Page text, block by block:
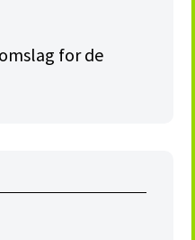
for de